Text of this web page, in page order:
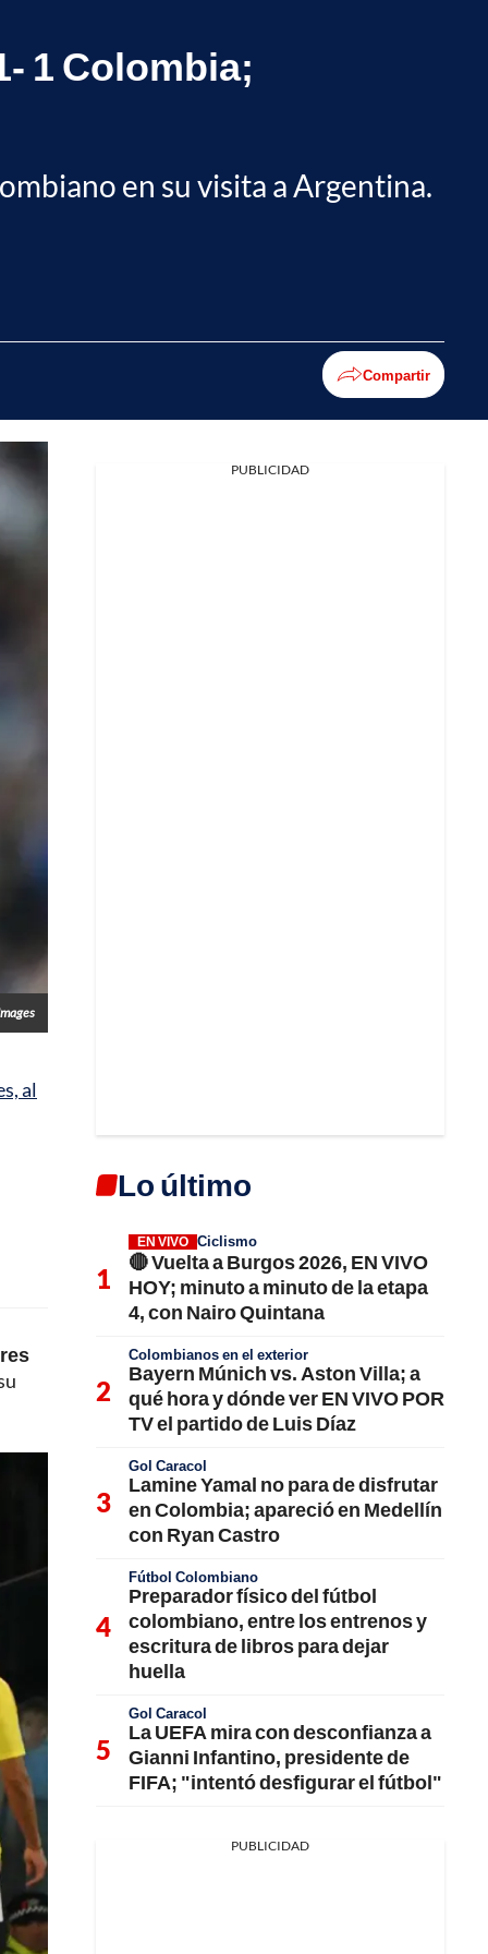
1 Colombia;
en su visita a Argentina.
Compartir
al
PUBLICIDAD
Lo último
EN VIVO Ciclismo
🔴 Vuelta a Burgos 2026, EN VIVO
HOY; minuto a minuto de la etapa
4, con Nairo Quintana
Colombianos en el exterior
Bayern Múnich vs. Aston Villa; a
qué hora y dónde ver EN VIVO POR
TV el partido de Luis Díaz
Gol Caracol
Lamine Yamal no para de disfrutar
en Colombia; apareció en Medellín
con Ryan Castro
Fútbol Colombiano
Preparador físico del fútbol
colombiano, entre los entrenos y
escritura de libros para dejar
huella
Gol Caracol
La UEFA mira con desconfianza a
Gianni Infantino, presidente de
FIFA; "intentó desfigurar el fútbol"
PUBLICIDAD